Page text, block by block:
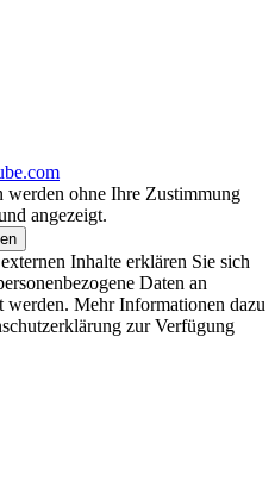
werden ohne Ihre Zustimmung
angezeigt.
Inhalte erklären Sie sich
Daten an
Mehr Informationen dazu
zur Verfügung